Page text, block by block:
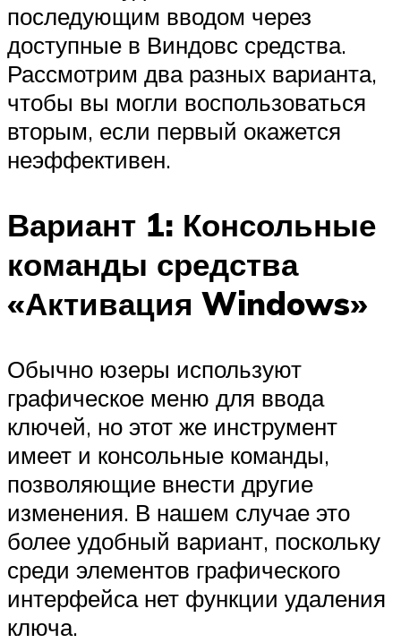
последующим вводом через
доступные в Виндовс средства.
Рассмотрим два разных варианта,
чтобы вы могли воспользоваться
вторым, если первый окажется
неэффективен.
Вариант 1: Консольные
команды средства
«Активация Windows»
Обычно юзеры используют
графическое меню для ввода
ключей, но этот же инструмент
имеет и консольные команды,
позволяющие внести другие
изменения. В нашем случае это
более удобный вариант, поскольку
среди элементов графического
интерфейса нет функции удаления
ключа.